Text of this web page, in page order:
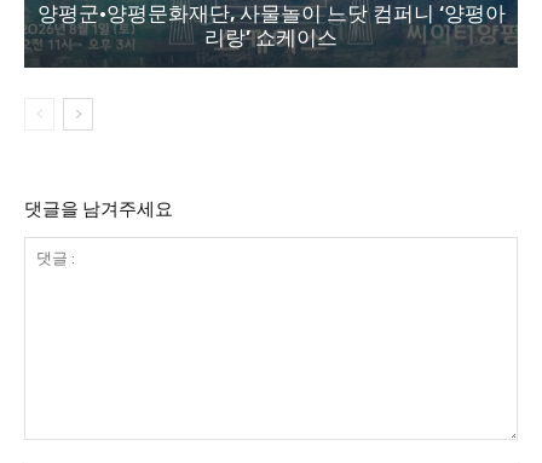
양평군·양평문화재단, 사물놀이 느닷 컴퍼니 ‘양평아
리랑’ 쇼케이스
댓글을 남겨주세요